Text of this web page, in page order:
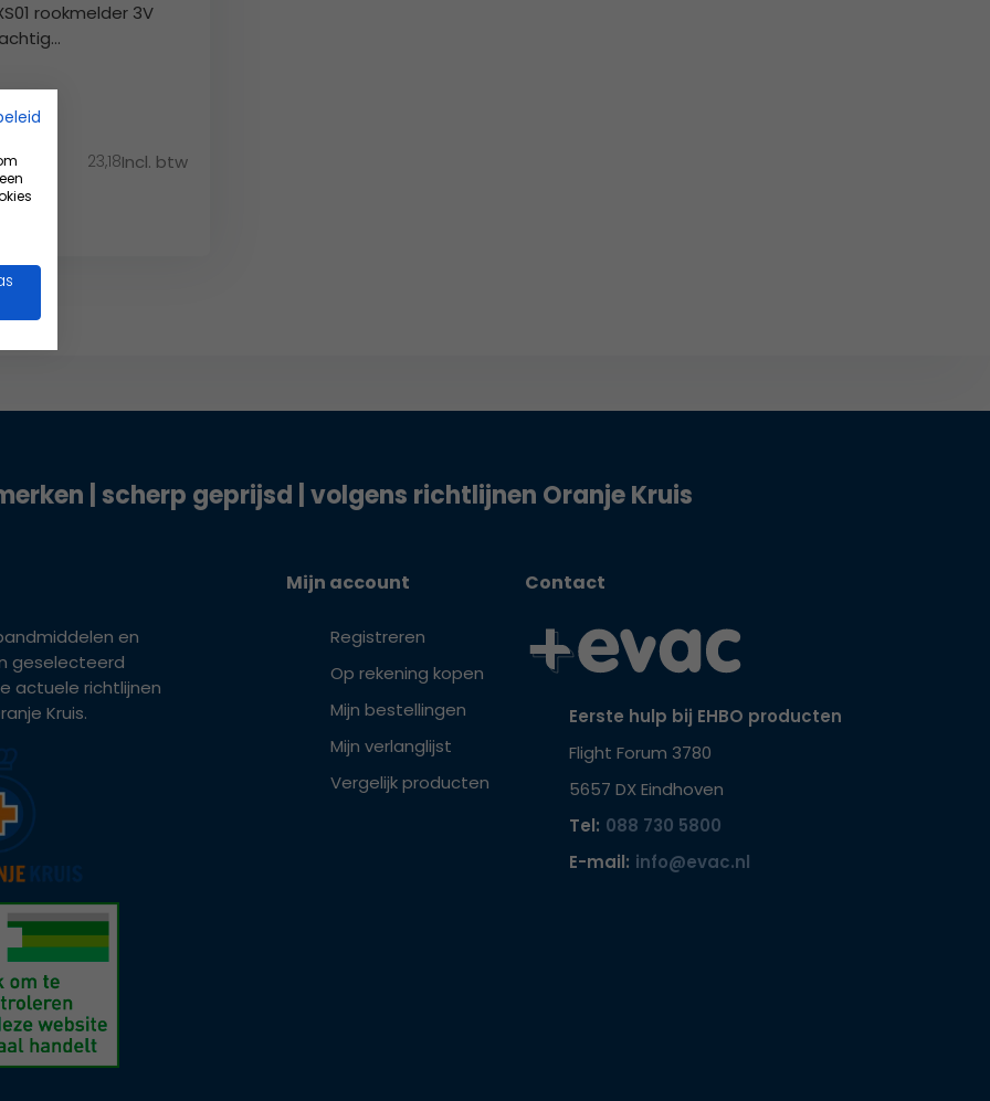
rookmelder 3V
23,18Incl. btw
| scherp geprijsd | volgens richtlijnen Oranje Kruis
en
geselecteerd
actuele richtlijnen
Kruis.
Mijn account
Registreren
Op rekening kopen
Mijn bestellingen
Mijn verlanglijst
Vergelijk producten
Contact
Eerste hulp bij EHBO producten
Flight Forum 3780
5657 DX Eindhoven
Tel: 088 730 5800
E-mail: info@evac.nl